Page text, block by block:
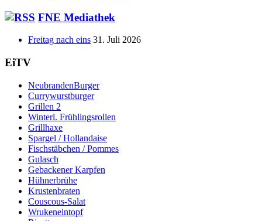
FNE Mediathek
Freitag nach eins 31. Juli 2026
EiTV
NeubrandenBurger
Currywurstburger
Grillen 2
Winterl. Frühlingsrollen
Grillhaxe
Spargel / Hollandaise
Fischstäbchen / Pommes
Gulasch
Gebackener Karpfen
Hühnerbrühe
Krustenbraten
Couscous-Salat
Wrukeneintopf